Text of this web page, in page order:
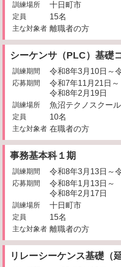
訓練場所 十日町市
定員 15名
主な対象者 離職者の方
シーケンサ（PLC）基礎
訓練期間 令和8年3月10日～
応募期間
令和7年11月21日～
令和8年2月19日
訓練場所 魚沼テクノスクール
定員 10名
主な対象者 在職者の方
事務基本科１期
訓練期間 令和8年3月13日～
応募期間
令和8年1月13日～
令和8年2月17日
訓練場所 十日町市
定員 15名
主な対象者 離職者の方
リレーシーケンス基礎（